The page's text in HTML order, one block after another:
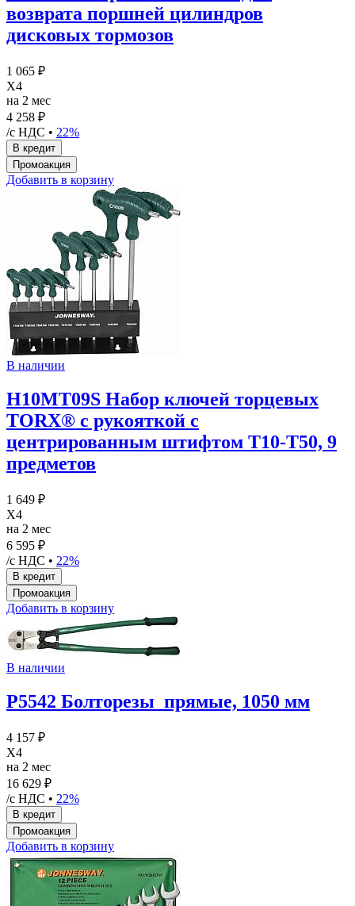
возврата поршней цилиндров
дисковых тормозов
1 065 ₽
X4
на 2 мес
4 258 ₽
/с НДС • 22%
Добавить в корзину
В наличии
H10MT09S Набор ключей торцевых
TORX® с рукояткой с
центрированным штифтом Т10-Т50, 9
предметов
1 649 ₽
X4
на 2 мес
6 595 ₽
/с НДС • 22%
Добавить в корзину
В наличии
P5542 Болторезы прямые, 1050 мм
4 157 ₽
X4
на 2 мес
16 629 ₽
/с НДС • 22%
Добавить в корзину